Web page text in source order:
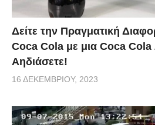
Δείτε την Πραγματική
Coca Cola με μια Coca Cola
Αηδιάσετε!
16 ΔΕΚΕΜΒΡΊΟΥ, 2023